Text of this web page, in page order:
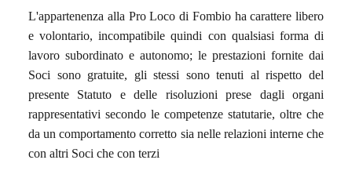
L'appartenenza alla Pro Loco di Fombio ha carattere libero
e volontario, incompatibile quindi con qualsiasi forma di
lavoro subordinato e autonomo; le prestazioni fornite dai
Soci sono gratuite, gli stessi sono tenuti al rispetto del
presente Statuto e delle risoluzioni prese dagli organi
rappresentativi secondo le competenze statutarie, oltre che
da un comportamento corretto sia nelle relazioni interne che
con altri Soci che con terzi